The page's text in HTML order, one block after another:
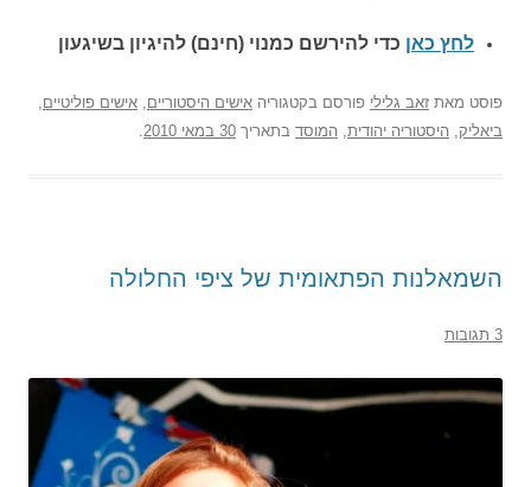
לחץ כאן כדי להירשם כמנוי (חינם) להיגיון בשיגעון
פוסט מאת זאב גלילי פורסם בקטגוריה אישים היסטוריים אישים פוליטיים
ביאליק היסטוריה יהודית המוסד בתאריך 30 במאי 2010
השמאלנות הפתאומית של ציפי החלולה
3 תגובות